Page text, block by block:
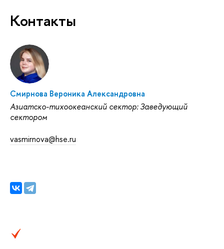
Контакты
Смирнова Вероника Александровна
Азиатско-тихоокеанский сектор: Заведующий
сектором
vasmirnova@hse.ru